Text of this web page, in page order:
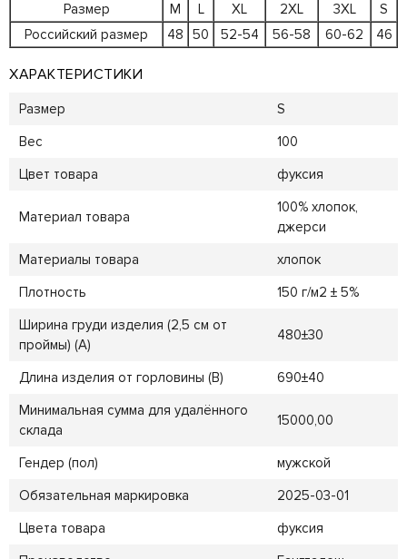
Размер M L XL 2XL 3XL
S
Российский размер
48 50 52-54 56-58 60-62 46
ХАРАКТЕРИСТИКИ
Размер
S
Вес
100
Цвет товара
фуксия
Материал товара
100% хлопок,
джерси
Материалы товара
хлопок
Плотность
150 г/м2 ± 5%
Ширина груди изделия (2,5 см от
проймы) (A)
480±30
Длина изделия от горловины (B)
690±40
Минимальная сумма для удалённого
склада
15000,00
Гендер (пол)
мужской
Обязательная маркировка
2025-03-01
Цвета товара
фуксия